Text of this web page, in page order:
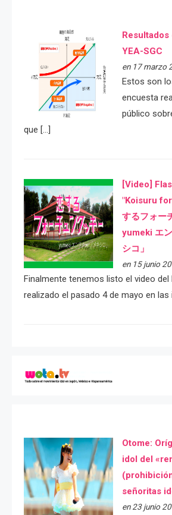
YEA-SGC
en 17 marzo
Estos son
encuesta
público
que […]
[Video]
"Koisuru
するフォー
yumeki エ
シコ」
en 15 junio
Finalmente tenemos listo el video del
realizado el pasado 4 de mayo en
Otome:
idol del
señoritas
en 23 junio